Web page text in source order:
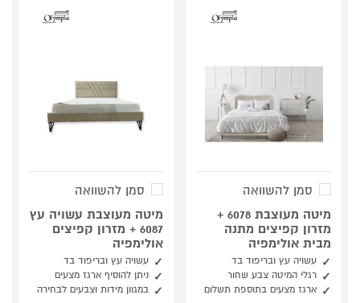
סמן להשוואה
מיטה מעוצבת 6078 +
מזרון קפיצים מתנה
מבית אולימפיה
עשויה עץ ובריפוד בד
רגלי המיטה צבע שחור
ארגז מצעים בתוספת תשלום
סמן להשוואה
מיטה מעוצבת עשויה עץ
6087 + מזרון קפיצים
אולימפיה
עשויה עץ ובריפוד בד
ניתן להוסיף ארגז מצעים
במגוון מידות וצבעים לבחירה